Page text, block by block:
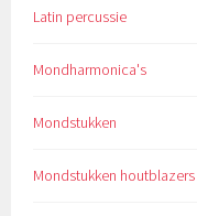
Latin percussie
Mondharmonica's
Mondstukken
Mondstukken houtblazers